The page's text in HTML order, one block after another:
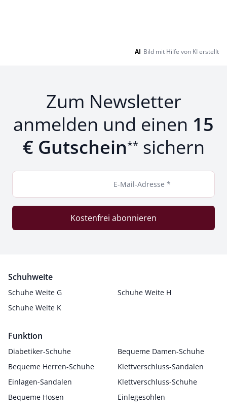
AI Bild mit Hilfe von KI erstellt
Zum Newsletter
anmelden und einen 15
€ Gutschein** sichern
E-Mail-Adresse *
Kostenfrei abonnieren
Schuhweite
Schuhe Weite G
Schuhe Weite H
Schuhe Weite K
Funktion
Diabetiker-Schuhe
Bequeme Damen-Schuhe
Bequeme Herren-Schuhe
Klettverschluss-Sandalen
Einlagen-Sandalen
Klettverschluss-Schuhe
Bequeme Hosen
Einlegesohlen